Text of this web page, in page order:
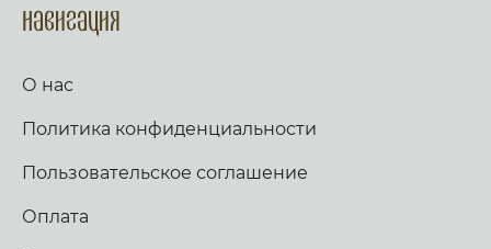
Навигация
О нас
Политика конфиденциальности
Пользовательское соглашение
Оплата